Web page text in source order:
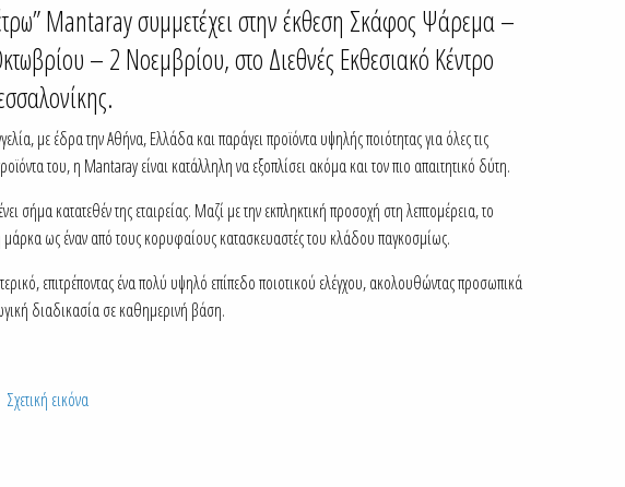
Mantaray συμμετέχει στην έκθεση Σκάφος Ψάρεμα –
– 2 Νοεμβρίου, στο Διεθνές Εκθεσιακό Κέντρο
με έδρα την Αθήνα, Ελλάδα και παράγει προϊόντα υψηλής ποιότητας για όλες τις
του, η Mantaray είναι κατάλληλη να εξοπλίσει ακόμα και τον πιο απαιτητικό δύτη.
κατατεθέν της εταιρείας. Μαζί με την εκπληκτική προσοχή στη λεπτομέρεια, το
ως έναν από τους κορυφαίους κατασκευαστές του κλάδου παγκοσμίως.
επιτρέποντας ένα πολύ υψηλό επίπεδο ποιοτικού ελέγχου, ακολουθώντας προσωπικά
διαδικασία σε καθημερινή βάση.
Σχετική εικόνα